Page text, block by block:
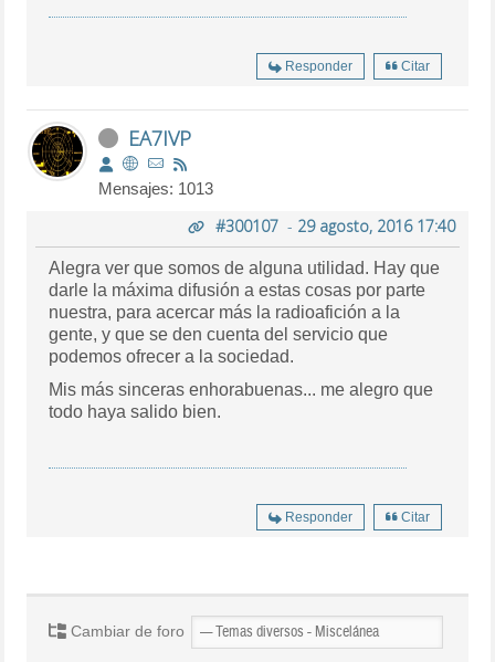
Responder Citar
EA7IVP
Mensajes: 1013
#300107- 29 agosto, 2016 17:40
Alegra ver que somos de alguna utilidad. Hay que
darle la máxima difusión a estas cosas por parte
nuestra, para acercar más la radioafición a la
gente, y que se den cuenta del servicio que
podemos ofrecer a la sociedad.
Mis más sinceras enhorabuenas... me alegro que
todo haya salido bien.
Responder Citar
Cambiar de foro